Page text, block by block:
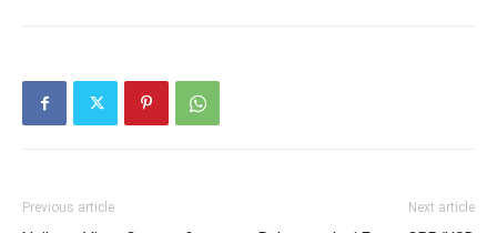
Previous article Next article